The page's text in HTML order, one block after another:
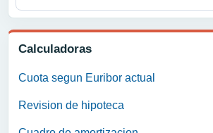
Calculadoras
Cuota segun Euribor actual
Revision de hipoteca